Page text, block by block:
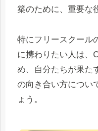
築のために、重要な
特にフリースクール
に携わりたい人は、
め、自分たちが果た
の向き合い方につい
ょう。